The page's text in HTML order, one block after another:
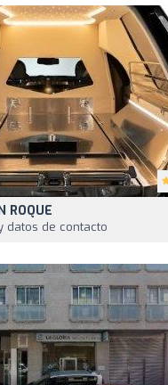
ROQUE
datos de contacto